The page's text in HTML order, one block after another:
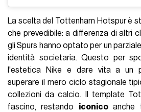
La scelta del Tottenham Hotspur è
che prevedibile: a differenza di altri
gli Spurs hanno optato per un
identità societaria. Questo per
l'estetica Nike e dare vita a un
superare il mero ciclo stagionale
collezioni da calcio. Il template
fascino, restando iconicoanche